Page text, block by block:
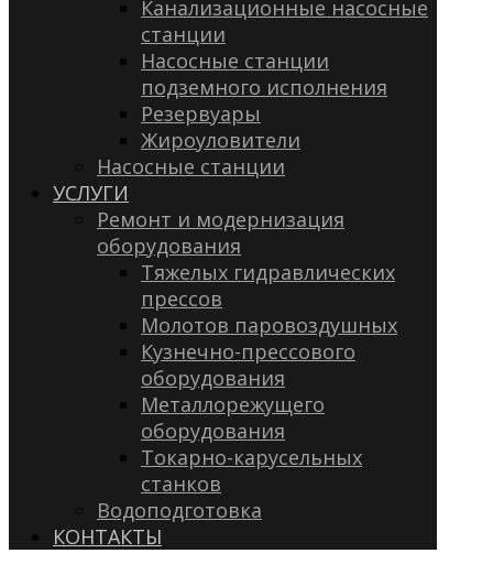
Канализационные насосные
станции
Насосные станции
подземного исполнения
Резервуары
Жироуловители
Насосные станции
УСЛУГИ
Ремонт и модернизация
оборудования
Тяжелых гидравлических
прессов
Молотов паровоздушных
Кузнечно-прессового
оборудования
Металлорежущего
оборудования
Токарно-карусельных
станков
Водоподготовка
КОНТАКТЫ